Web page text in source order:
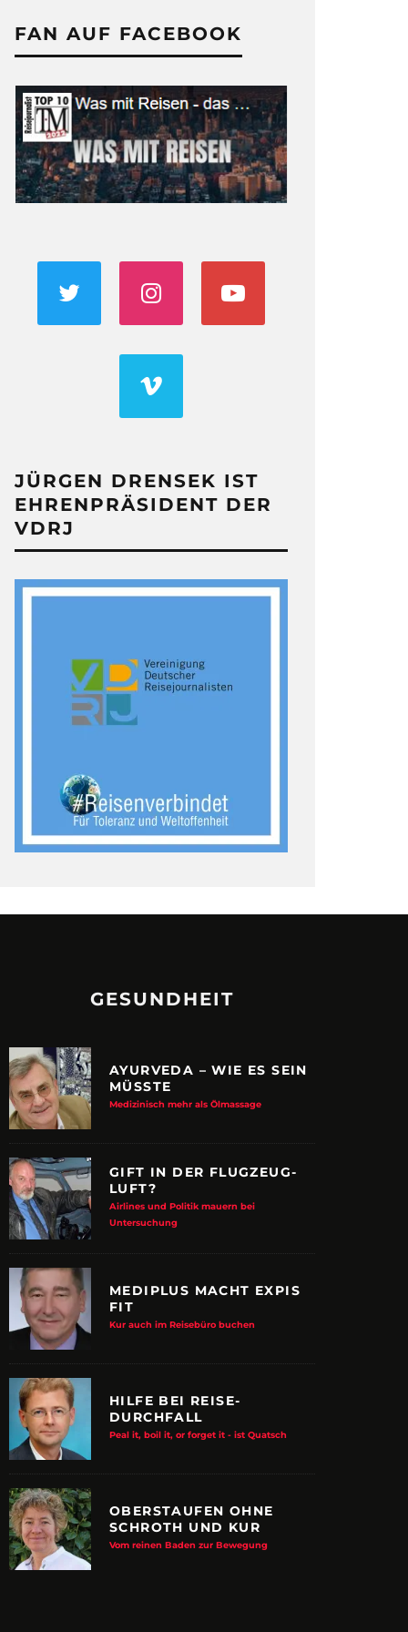
FAN AUF FACEBOOK
JÜRGEN DRENSEK IST
EHRENPRÄSIDENT DER
VDRJ
MACHER
System werden Reisen sicherer
ZUPANCIC
GESUNDHEIT
AYURVEDA – WIE ES SEIN
MÜSSTE
Medizinisch mehr als Ölmassage
GIFT IN DER FLUGZEUG-
LUFT?
Airlines und Politik mauern bei
Untersuchung
MEDIPLUS MACHT EXPIS
FIT
Kur auch im Reisebüro buchen
HILFE BEI REISE-
DURCHFALL
Peal it, boil it, or forget it - ist Quatsch
OBERSTAUFEN OHNE
SCHROTH UND KUR
Vom reinen Baden zur Bewegung